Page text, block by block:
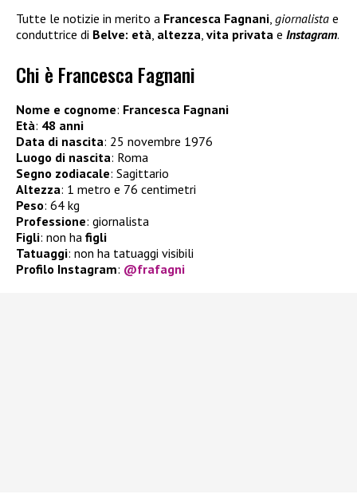
Tutte le notizie in merito a Francesca Fagnani giornalista e
conduttrice di Belve: età altezza vita privata e Instagram.
Chi è Francesca Fagnani
Nome e cognome: Francesca Fagnani
Età: 48 anni
Data di nascita: 25 novembre 1976
Luogo di nascita: Roma
Segno zodiacale: Sagittario
Altezza: 1 metro e 76 centimetri
Peso: 64 kg
Professione: giornalista
Figli: non ha figli
Tatuaggi: non ha tatuaggi visibili
Profilo Instagram: @frafagni